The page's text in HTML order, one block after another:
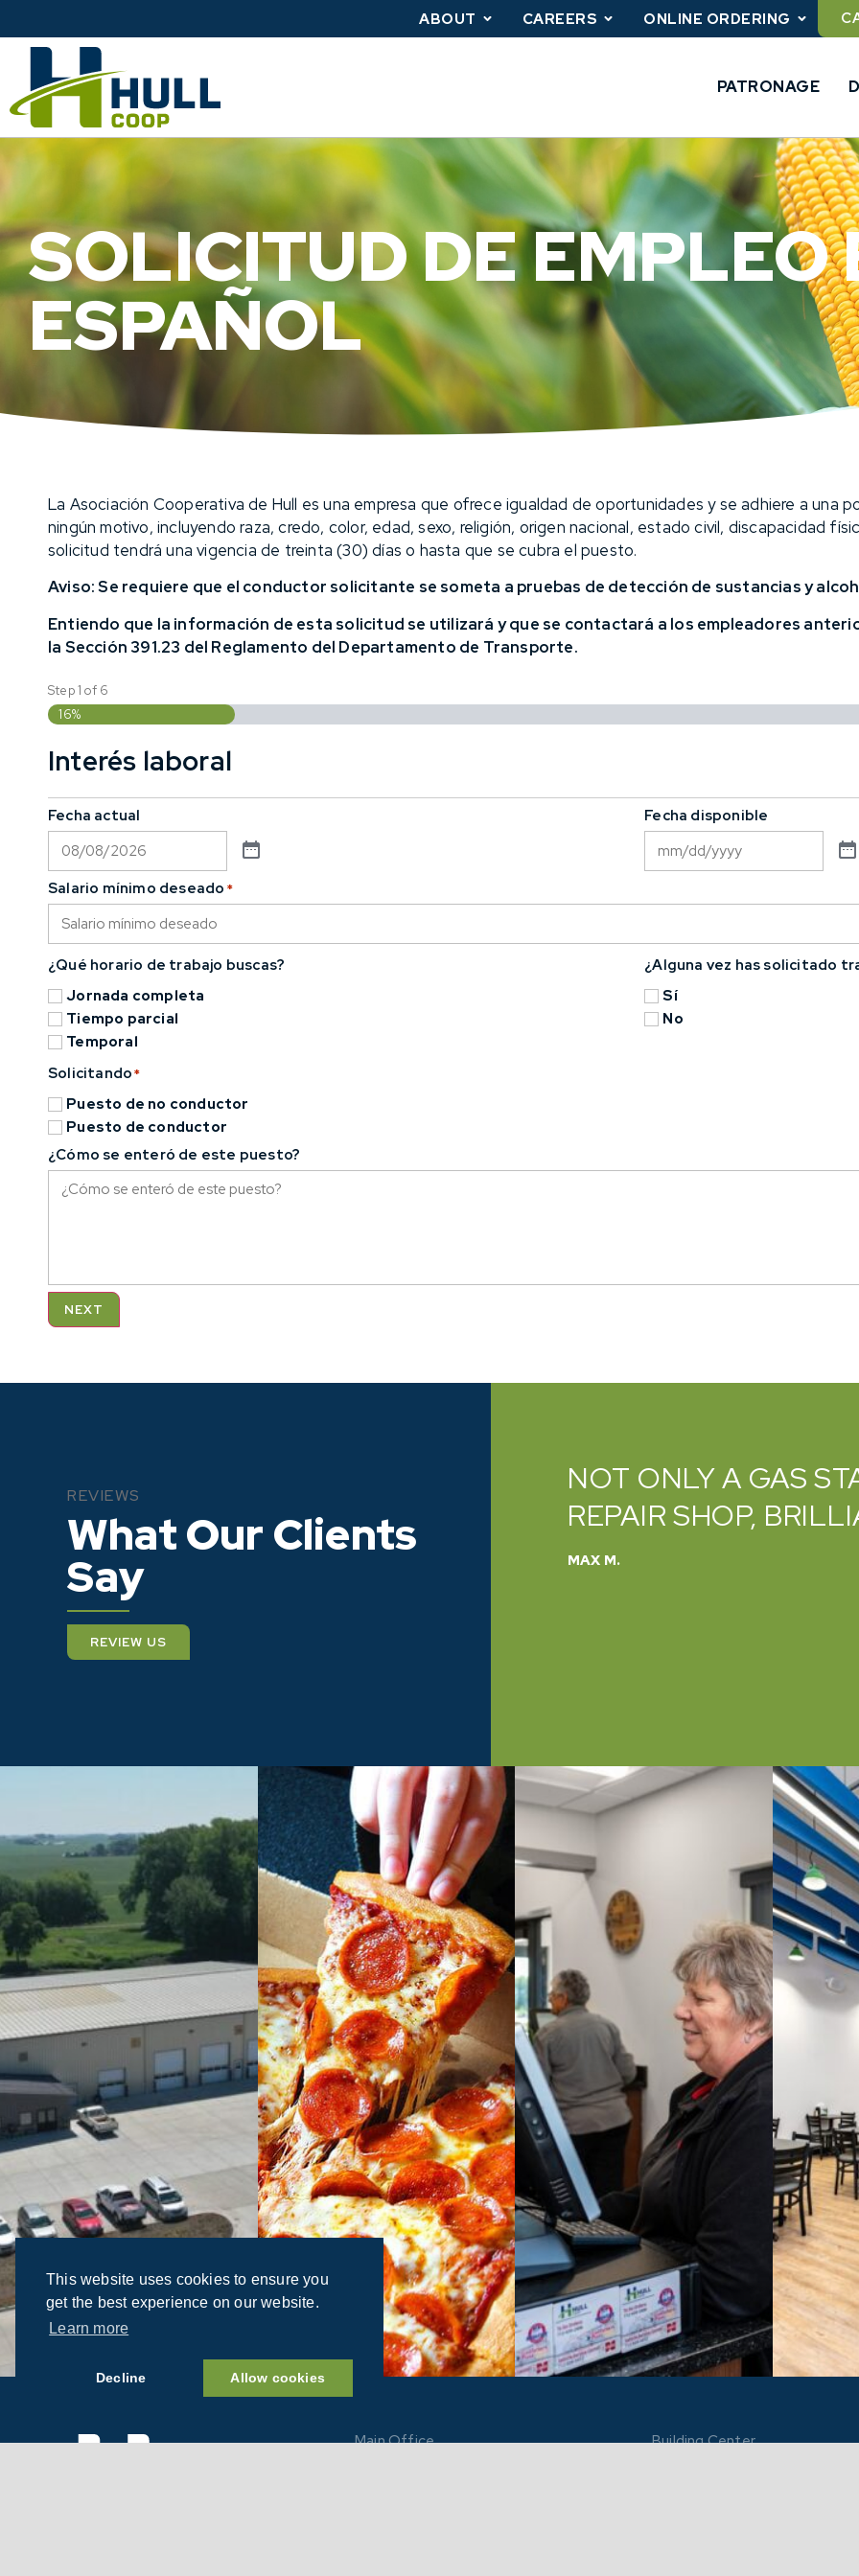
This website uses cookies to ensure you
get the best experience on our website.
Learn more
Decline Allow cookies
ABOUT CAREERS ONLINE ORDERING
PATRONAGE
SOLICITUD DE EMPLEO
ESPAÑOL
La Asociación Cooperativa de Hull es una empresa que ofrece igualdad de oportunidades y se adhiere a una
ningún motivo, incluyendo raza, credo, color, edad, sexo, religión, origen nacional, estado civil, discapacidad
solicitud tendrá una vigencia de treinta (30) días o hasta que se cubra el puesto.
Aviso: Se requiere que el conductor solicitante se someta a pruebas de detección de sustancias y
Entiendo que la información de esta solicitud se utilizará y que se contactará a los empleadores
la Sección 391.23 del Reglamento del Departamento de Transporte.
Step1 of 6
16%
Interés laboral
Fecha actual Fecha disponible
Salario mínimo deseado *
¿Qué horario de trabajo buscas?
Jornada completa
Tiempo parcial
Temporal
¿Alguna vez has solicitado
Sí
No
Solicitando*
Puesto de no conductor
Puesto de conductor
¿Cómo se enteró de este puesto?
NEXT
REVIEWS
What Our Clients
Say
REVIEW US
SHOP, BRILLIANT!
VERY PROMPT AND
PROFESSIONAL
CATHY B.
Main Office
Building Center